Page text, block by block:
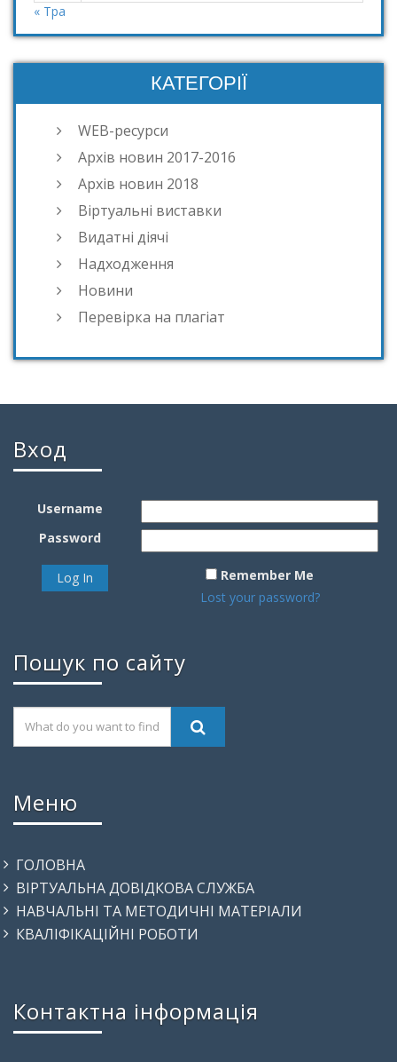
« Тра
КАТЕГОРІЇ
WEB-ресурси
Архів новин 2017-2016
Архів новин 2018
Віртуальні виставки
Видатні діячі
Надходження
Новини
Перевірка на плагіат
Вход
Username
Password
Remember Me
Lost your password?
Пошук по сайту
Меню
ГОЛОВНА
ВІРТУАЛЬНА ДОВІДКОВА СЛУЖБА
НАВЧАЛЬНІ ТА МЕТОДИЧНІ МАТЕРІАЛИ
КВАЛІФІКАЦІЙНІ РОБОТИ
Контактна інформація